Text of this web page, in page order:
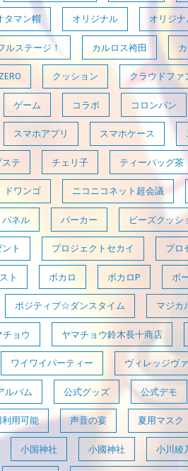
タマン帽 オリジナル オリジ
ルステージ！ カルロス袴田
クッション クラウドファ
ゲーム コラボ コロンバン
スマホアプリ スマホケース
テ チェリ子 ティーバッグ茶
ドワンゴ ニコニコネット超会議
パネル パーカー ビーズクッシ
ト プロジェクトセカイ プロ
ト ボカロ ボカロP ボ
ポジティブ☆ダンスタイム マジカ
チョウ ヤマチョウ鈴木長十商店
ワイワイパーティー ヴィレッジヴ
ルバム 公式グッズ 公式デモ
用可能 声音の宴 夏用マスク
小国神社 小國神社 小川綾